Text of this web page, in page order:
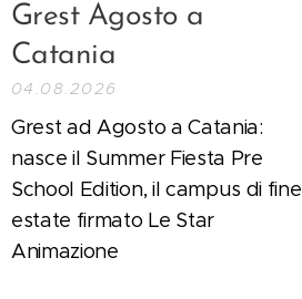
Grest Agosto a
Catania
04.08.2026
Grest ad Agosto a Catania:
nasce il Summer Fiesta Pre
School Edition, il campus di fine
estate firmato Le Star
Animazione